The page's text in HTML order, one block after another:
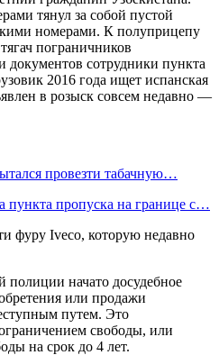
тянул за собой пустой
номерами. К полуприцепу
пограничников
документов сотрудники пункта
2016 года ищет испанская
в розыск совсем недавно —
провезти табачную…
пункта пропуска на границе с…
начато досудебное
или продажи
путем. Это
свободы, или
на срок до 4 лет.